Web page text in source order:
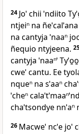
24 Joˈ chii ˈndiito
ntjeiⁿ na
na cantyja ˈnaaⁿ
ñequio ntyjeena.
cantyja ˈnaaⁿˈ
cweˈ cantu. Ee
nqueⁿ na sˈaaⁿ
ˈcheⁿ
chaˈtsondye nnˈaⁿ
26 Macweˈ ncˈe